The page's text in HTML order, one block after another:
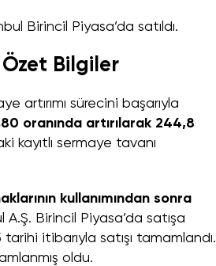
Birincil Piyasa’da satıldı.
Özet Bilgiler
artırımı sürecini başarıyla
oranında artırılarak 244,8
kayıtlı sermaye tavanı
kullanımından sonra
A.Ş. Birincil Piyasa’da satışa
itibarıyla satışı tamamlandı.
oldu.